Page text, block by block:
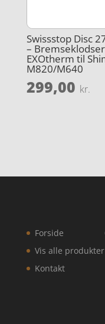
Swissstop Disc
– Bremseklodser
EXOtherm til
M820/M640
299,00 kr.
Forside
Vis alle produkter
Kontakt